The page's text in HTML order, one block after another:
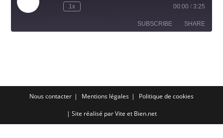
Play
Episode
1x 00:00 / 3:25
SUBSCRIBE SHARE
EMBEDNous contacter Mentions légales Politique de cookies
| Site réalisé parVite et Bien.net